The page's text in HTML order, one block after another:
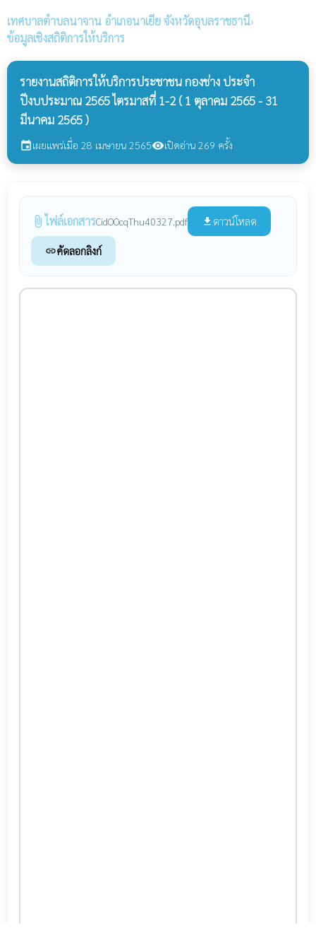
เทศบาลตำบลนาจาน อำเภอนาเยีย จังหวัดอุบลราชธานี›
ข้อมูลเชิงสถิติการให้บริการ
รายงานสถิติการให้บริการประชาชน กองช่าง ประจำ
ปีงบประมาณ 2565 ไตรมาสที่ 1-2 ( 1 ตุลาคม 2565 - 31
มีนาคม 2565 )
eventเผยแพร่เมื่อ 28 เมษายน 2565visibilityเปิดอ่าน 269 ครั้ง
attach_file ไฟล์เอกสารCidOOcqThu40327.pdf file_download ดาวน์โหลด
linkคัดลอกลิงก์